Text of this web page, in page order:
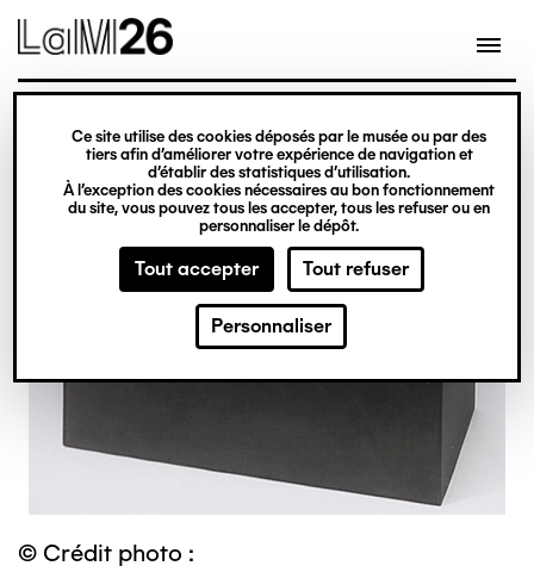
Gestion des cookies
Ce site utilise des cookies déposés par le musée ou par des
tiers afin d’améliorer votre expérience de navigation et
d’établir des statistiques d’utilisation.
À l’exception des cookies nécessaires au bon fonctionnement
du site, vous pouvez tous les accepter, tous les refuser ou en
personnaliser le dépôt.
Tout accepter Tout refuser
Personnaliser
contenu
© Crédit photo :